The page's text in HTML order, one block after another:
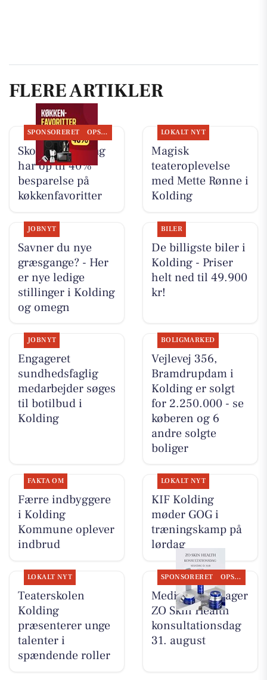
FLERE ARTIKLER
SPONSORERET OPSLAGSTAVLEN
Skousen Kolding
har op til 40%
besparelse på
køkkenfavoritter
LOKALT NYT
Magisk
teateroplevelse
med Mette Rønne i
Kolding
JOBNYT
Savner du nye
græsgange? - Her
er nye ledige
stillinger i Kolding
og omegn
BILER
De billigste biler i
Kolding - Priser
helt ned til 49.900
kr!
JOBNYT
Engageret
sundhedsfaglig
medarbejder søges
til botilbud i
Kolding
BOLIGMARKED
Vejlevej 356,
Bramdrupdam i
Kolding er solgt
for 2.250.000 - se
køberen og 6
andre solgte
boliger
FAKTA OM
Færre indbyggere
i Kolding
Kommune oplever
indbrud
LOKALT NYT
KIF Kolding
møder GOG i
træningskamp på
lørdag
LOKALT NYT
Teaterskolen
Kolding
præsenterer unge
talenter i
spændende roller
SPONSORERET OPSLAGSTAVLEN
MediSkin gentager
ZO Skin Health
konsultationsdag
31. august